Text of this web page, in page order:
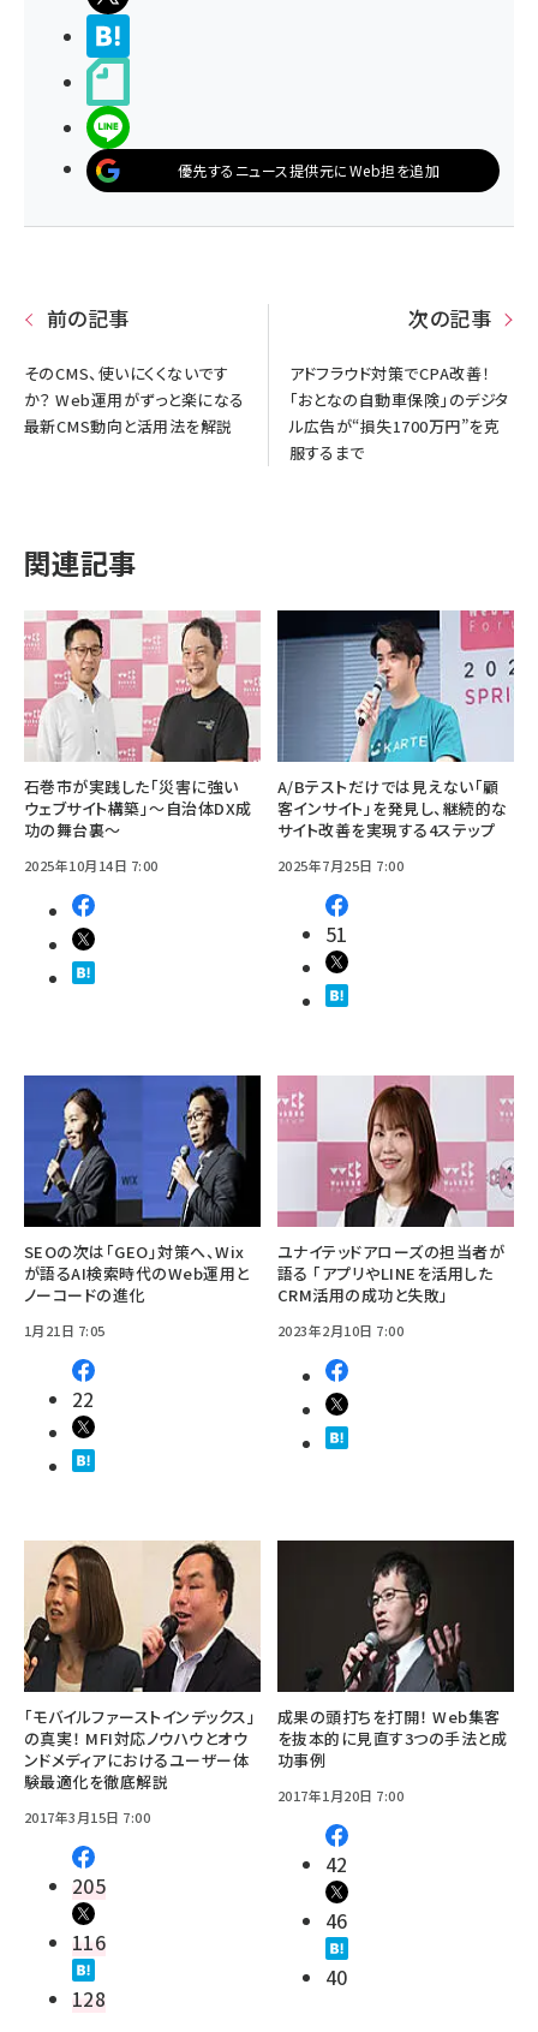
優先するニュース提供元にWeb担を追加
前の記事
そのCMS、使いにくくないです
か？ Web運用がずっと楽になる
最新CMS動向と活用法を解説
次の記事
アドフラウド対策でCPA改善！
「おとなの自動車保険」のデジタ
ル広告が“損失1700万円”を克
服するまで
関連記事
石巻市が実践した「災害に強い
ウェブサイト構築」〜自治体DX成
功の舞台裏〜
2025年10月14日 7:00
A/Bテストだけでは見えない「顧
客インサイト」を発見し、継続的な
サイト改善を実現する4ステップ
2025年7月25日 7:00
51
SEOの次は「GEO」対策へ、Wix
が語るAI検索時代のWeb運用と
ノーコードの進化
1月21日 7:05
22
ユナイテッドアローズの担当者が
語る 「アプリやLINEを活用した
CRM活用の成功と失敗」
2023年2月10日 7:00
「モバイルファーストインデックス」
の真実！ MFI対応ノウハウとオウ
ンドメディアにおけるユーザー体
験最適化を徹底解説
2017年3月15日 7:00
205
116
128
成果の頭打ちを打開！ Web集客
を抜本的に見直す3つの手法と成
功事例
2017年1月20日 7:00
42
46
40